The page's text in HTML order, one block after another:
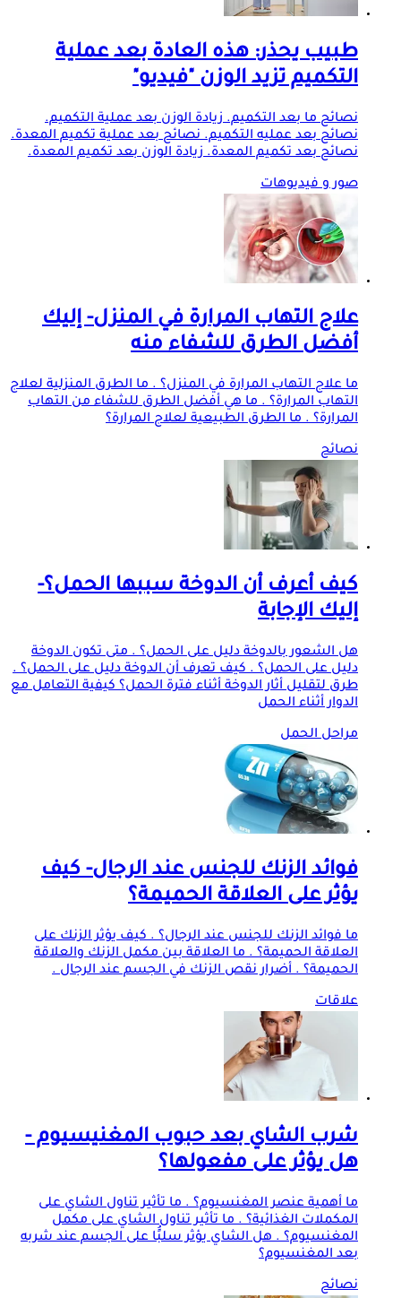
طبيب يحذر: هذه العادة بعد عملية
التكميم تزيد الوزن "فيديو"
نصائح ما بعد التكميم. زيادة الوزن بعد عملية التكميم.
نصائح بعد عمليه التكميم. نصائح بعد عملية تكميم المعدة.
نصائح بعد تكميم المعدة. زيادة الوزن بعد تكميم المعدة.
صور و فيديوهات
علاج التهاب المرارة في المنزل- إليك
أفضل الطرق للشفاء منه
ما علاج التهاب المرارة في المنزل؟ . ما الطرق المنزلية لعلاج
التهاب المرارة؟ . ما هي أفضل الطرق للشفاء من التهاب
المرارة؟ . ما الطرق الطبيعية لعلاج المرارة؟
نصائح
كيف أعرف أن الدوخة سببها الحمل؟-
إليك الإجابة
هل الشعور بالدوخة دليل على الحمل؟ . متى تكون الدوخة
دليل على الحمل؟ . كيف تعرف أن الدوخة دليل على الحمل؟ .
طرق لتقليل أثار الدوخة أثناء فترة الحمل؟ كيفية التعامل مع
الدوار أثناء الحمل
مراحل الحمل
فوائد الزنك للجنس عند الرجال- كيف
يؤثر على العلاقة الحميمة؟
ما فوائد الزنك للجنس عند الرجال؟ . كيف يؤثر الزنك على
العلاقة الحميمة؟ . ما العلاقة بين مكمل الزنك والعلاقة
الحميمة؟ . أضرار نقص الزنك في الجسم عند الرجال .
علاقات
شرب الشاي بعد حبوب المغنيسيوم -
هل يؤثر على مفعولها؟
ما أهمية عنصر المغنسيوم؟ . ما تأثير تناول الشاي على
المكملات الغذائية؟ . ما تأثير تناول الشاي على مكمل
المغنسيوم؟ . هل الشاي يؤثر سلبًُا على الجسم عند شربه
بعد المغنسيوم؟
نصائح